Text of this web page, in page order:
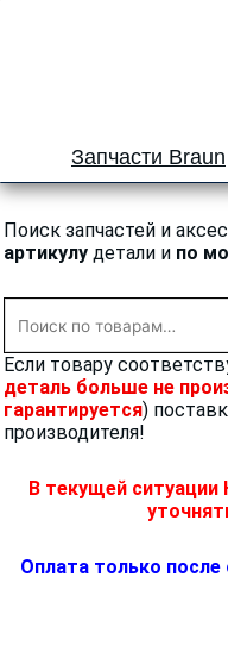
Запчасти Braun
Поиск запчастей и
артикулу детали и по
Если товару
деталь больше не
гарантируется)
производителя!
В текущей
Оплата только